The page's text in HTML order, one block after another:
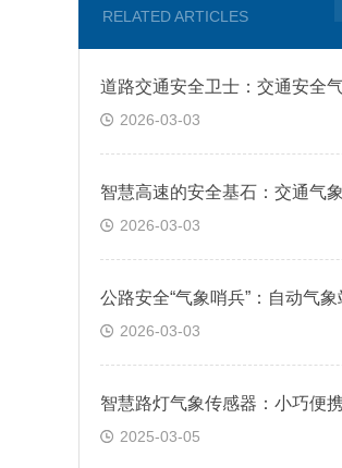
RELATED ARTICLES
2026-03-03
2026-03-03
2026-03-03
2025-03-05